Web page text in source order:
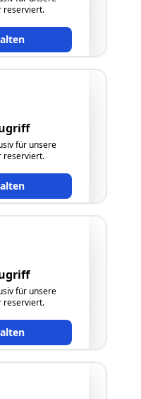
reserviert.
für unsere
reserviert.
für unsere
reserviert.